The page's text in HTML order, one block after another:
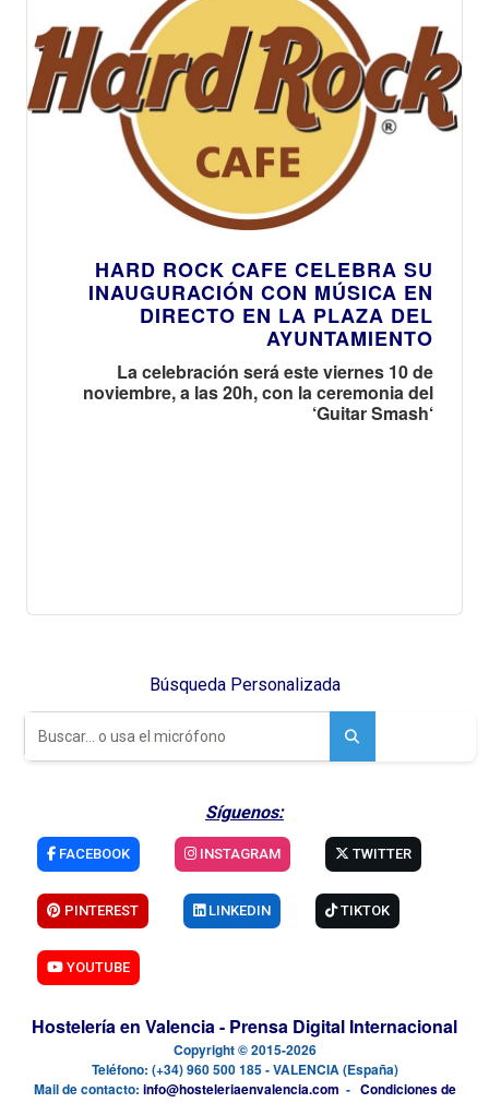
HARD ROCK CAFE CELEBRA SU
INAUGURACIÓN CON MÚSICA EN
DIRECTO EN LA PLAZA DEL
AYUNTAMIENTO
La celebración será este viernes 10 de
noviembre, a las 20h, con la ceremonia del
‘Guitar Smash‘
Búsqueda Personalizada
Síguenos:
FACEBOOK INSTAGRAM TWITTER
PINTEREST LINKEDIN TIKTOK
YOUTUBE
Hostelería en Valencia - Prensa Digital Internacional
Copyright © 2015-2026
Teléfono: (+34) 960 500 185 - VALENCIA (España)
Mail de contacto: info@hosteleriaenvalencia.com - Condiciones de